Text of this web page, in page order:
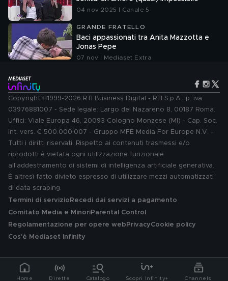
Home Dirette Catalogo Scopri Infinity+ Channels
04 nov 2025 | Canale 5
GRANDE FRATELLO
Baci appassionati tra Anita Mazzotta e
Jonas Pepe
07 nov | Mediaset Extra
Copyright ©1999-2026 RTI Business Digital - RTI S.p.A.: p. iva
03976881007 - Sede legale: Largo del Nazareno 8, 00187 Roma.
Uffici: Viale Europa 46, 20093 Cologno Monzese (MI) - Cap. Soc.
int. vers. € 500.000.007 - Gruppo MFE Media For Europe N.V. -
Tutti i diritti riservati. Rispetto ai contenuti trasmessi e/o
riprodotti è vietata ogni utilizzazione funzionale
all'addestramento di sistemi di intelligenza artificiale generativa.
È altresì fatto divieto espresso di utilizzare mezzi automatizzati
di data scraping.
Termini di servizio Recedi dai servizi a pagamento
Comitato Media e MinoriParental Control
Regolamentazione per opere web PrivacyCookie policy
Cos'è Mediaset Infinity